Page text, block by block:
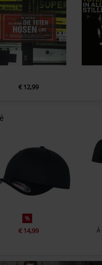
05/2026
€ 12,99
%
€ 14,99